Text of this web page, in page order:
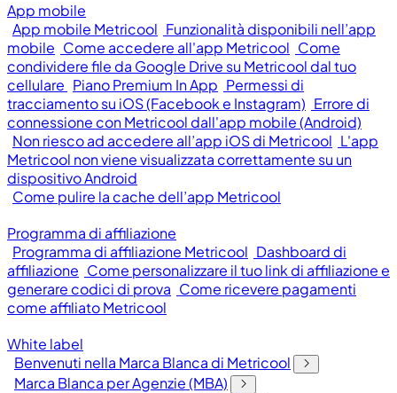
App mobile
App mobile Metricool Funzionalità disponibili nell’app
mobile Come accedere all'app Metricool Come
condividere file da Google Drive su Metricool dal tuo
cellulare Piano Premium In App Permessi di
tracciamento su iOS (Facebook e Instagram) Errore di
connessione con Metricool dall'app mobile (Android)
Non riesco ad accedere all’app iOS di Metricool L'app
Metricool non viene visualizzata correttamente su un
dispositivo Android
Come pulire la cache dell’app Metricool
Programma di affiliazione
Programma di affiliazione Metricool Dashboard di
affiliazione Come personalizzare il tuo link di affiliazione e
generare codici di prova Come ricevere pagamenti
come affiliato Metricool
White label
Benvenuti nella Marca Blanca di Metricool
Marca Blanca per Agenzie (MBA)